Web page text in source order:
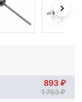
893
1 753